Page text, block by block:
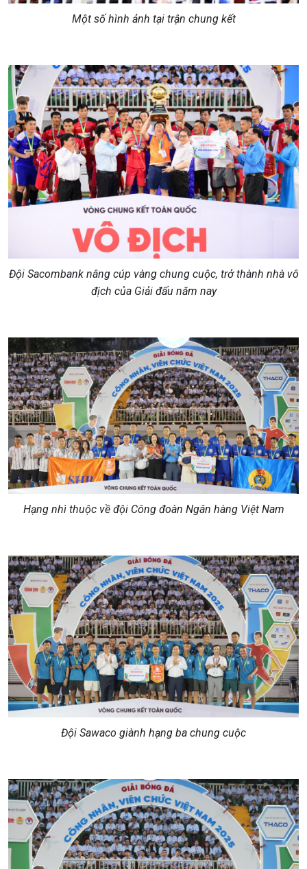
Một số hình ảnh tại trận chung kết
Đội Sacombank nâng cúp vàng chung cuộc, trở thành nhà vô
địch của Giải đấu năm nay
Hạng nhì thuộc về đội Công đoàn Ngân hàng Việt Nam
Đội Sawaco giành hạng ba chung cuộc